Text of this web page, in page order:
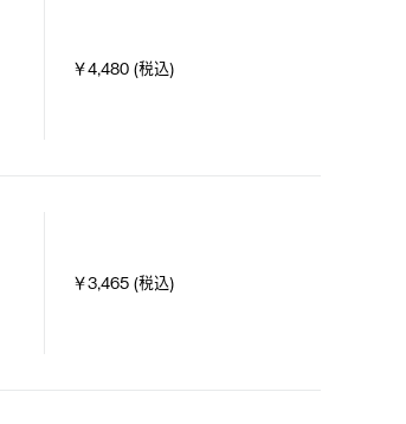
￥4,480 (税込)
￥3,465 (税込)